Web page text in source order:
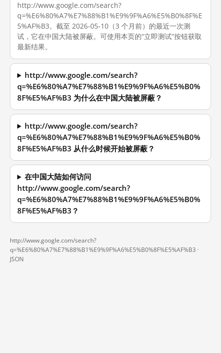
http://www.google.com/search?
q=%E6%80%A7%E7%88%B1%E9%9F%A6%E5%B0%8F%E
5%AF%B3。截至 2026-05-10（3 个月前）的最近一次测
试，它在中国大陆被屏蔽。可使用本页的“立即测试”按钮获取
最新结果。
http://www.google.com/search?
q=%E6%80%A7%E7%88%B1%E9%9F%A6%E5%B0%
8F%E5%AF%B3 为什么在中国大陆被屏蔽？
http://www.google.com/search?
q=%E6%80%A7%E7%88%B1%E9%9F%A6%E5%B0%
8F%E5%AF%B3 从什么时候开始被屏蔽？
在中国大陆如何访问
http://www.google.com/search?
q=%E6%80%A7%E7%88%B1%E9%9F%A6%E5%B0%
8F%E5%AF%B3？
http://www.google.com/search?
q=%E6%80%A7%E7%88%B1%E9%9F%A6%E5%B0%8F%E5%AF%B3 ·
JSON